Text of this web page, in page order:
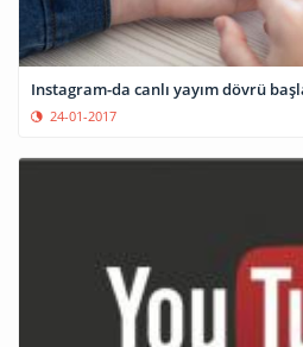
Instagram-da canlı yayım dövrü
24-01-2017